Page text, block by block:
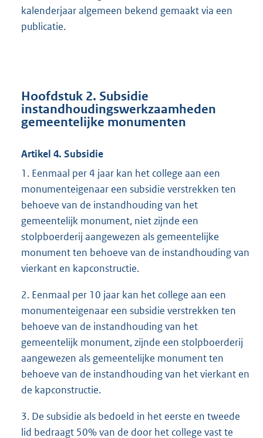
kalenderjaar algemeen bekend gemaakt via een
publicatie.
Hoofdstuk 2. Subsidie
instandhoudingswerkzaamheden
gemeentelijke monumenten
Artikel 4. Subsidie
1. Eenmaal per 4 jaar kan het college aan een
monumenteigenaar een subsidie verstrekken ten
behoeve van de instandhouding van het
gemeentelijk monument, niet zijnde een
stolpboerderij aangewezen als gemeentelijke
monument ten behoeve van de instandhouding van
vierkant en kapconstructie.
2. Eenmaal per 10 jaar kan het college aan een
monumenteigenaar een subsidie verstrekken ten
behoeve van de instandhouding van het
gemeentelijk monument, zijnde een stolpboerderij
aangewezen als gemeentelijke monument ten
behoeve van de instandhouding van het vierkant en
de kapconstructie.
3. De subsidie als bedoeld in het eerste en tweede
lid bedraagt 50% van de door het college vast te